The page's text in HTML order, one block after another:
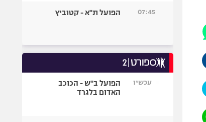
אופניים
כדורמים
פוטבול אמריקאי NFL
בייסבול MLB
ספורט אתגרי
07:45 הפועל ת"א - קטוביץ
עכשיו
הפועל ב"ש - הכוכב
האדום בלגרד